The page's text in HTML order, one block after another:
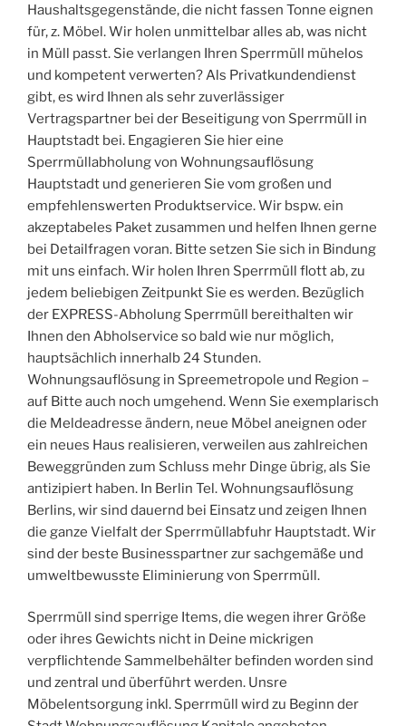
Haushaltsgegenstände, die nicht fassen Tonne eignen
für, z. Möbel. Wir holen unmittelbar alles ab, was nicht
in Müll passt. Sie verlangen Ihren Sperrmüll mühelos
und kompetent verwerten? Als Privatkundendienst
gibt, es wird Ihnen als sehr zuverlässiger
Vertragspartner bei der Beseitigung von Sperrmüll in
Hauptstadt bei. Engagieren Sie hier eine
Sperrmüllabholung von Wohnungsauflösung
Hauptstadt und generieren Sie vom großen und
empfehlenswerten Produktservice. Wir bspw. ein
akzeptabeles Paket zusammen und helfen Ihnen gerne
bei Detailfragen voran. Bitte setzen Sie sich in Bindung
mit uns einfach. Wir holen Ihren Sperrmüll flott ab, zu
jedem beliebigen Zeitpunkt Sie es werden. Bezüglich
der EXPRESS-Abholung Sperrmüll bereithalten wir
Ihnen den Abholservice so bald wie nur möglich,
hauptsächlich innerhalb 24 Stunden.
Wohnungsauflösung in Spreemetropole und Region –
auf Bitte auch noch umgehend. Wenn Sie exemplarisch
die Meldeadresse ändern, neue Möbel aneignen oder
ein neues Haus realisieren, verweilen aus zahlreichen
Beweggründen zum Schluss mehr Dinge übrig, als Sie
antizipiert haben. In Berlin Tel. Wohnungsauflösung
Berlins, wir sind dauernd bei Einsatz und zeigen Ihnen
die ganze Vielfalt der Sperrmüllabfuhr Hauptstadt. Wir
sind der beste Businesspartner zur sachgemäße und
umweltbewusste Eliminierung von Sperrmüll.
Sperrmüll sind sperrige Items, die wegen ihrer Größe
oder ihres Gewichts nicht in Deine mickrigen
verpflichtende Sammelbehälter befinden worden sind
und zentral und überführt werden. Unsre
Möbelentsorgung inkl. Sperrmüll wird zu Beginn der